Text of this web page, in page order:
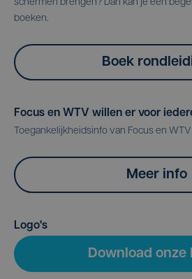
schermen brengen? Dan kan je een
boeken.
Boek
Focus en WTV willen er voor
Toegankelijkheidsinfo van Focus en WTV
Meer info
Logo's
Download onze